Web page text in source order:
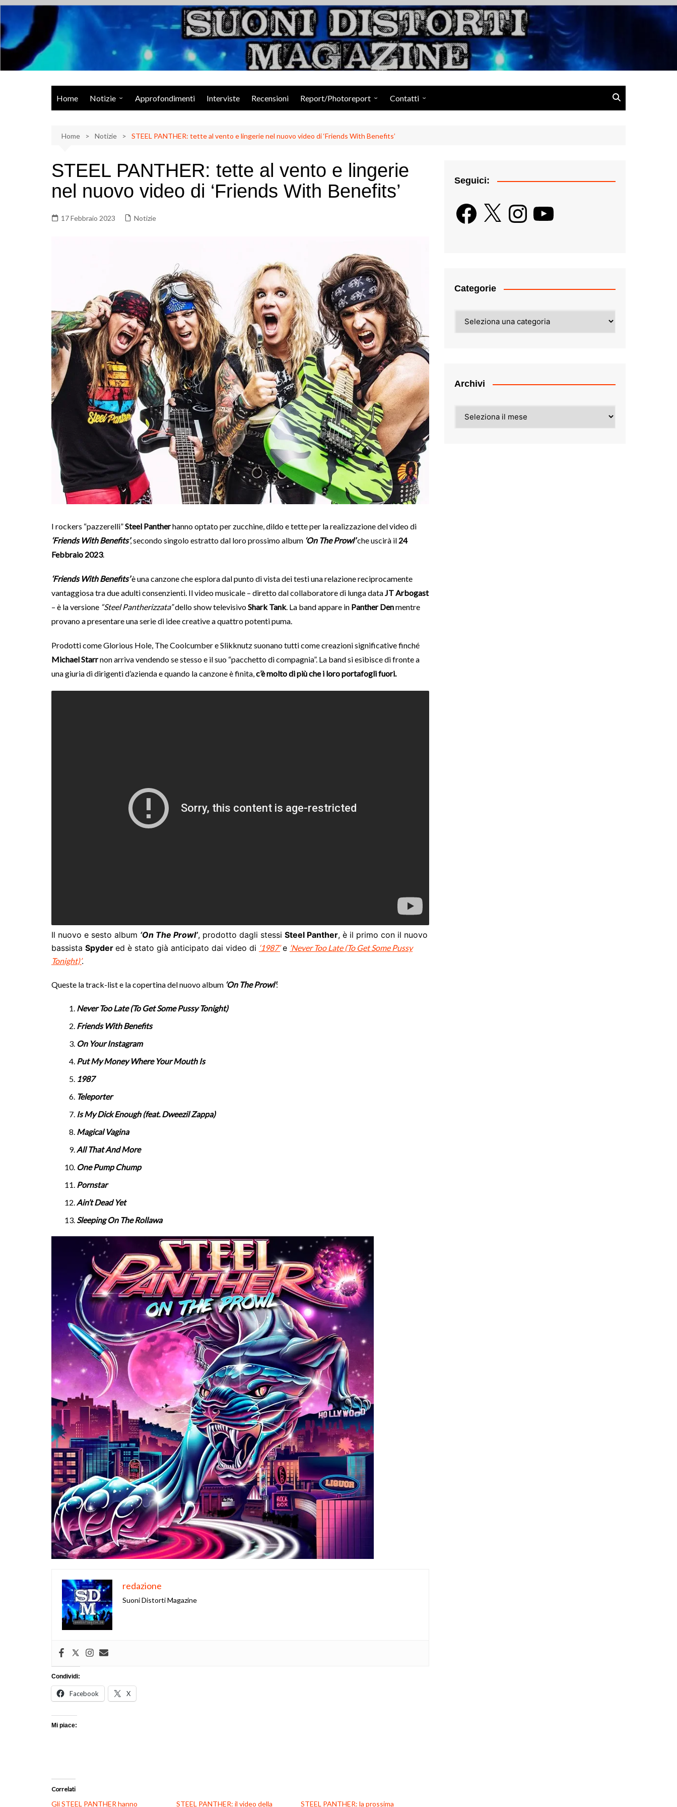
Salta
contenuto
Suoni Distorti Magazine
Musica Rock, Metal, Punk e varie sonorità alternative
Home Notizie
Eventi
Libri
Approfondimenti Interviste Recensioni Report/Photoreport Contatti
Home Notizie STEEL PANTHER: tette al vento e lingerie nel nuovo video di ‘Friends With Benefits’
STEEL PANTHER: tette al vento e lingerie
nel nuovo video di ‘Friends With Benefits’
17 Febbraio 2023 Notizie
I rockers “pazzerelli”Steel Pantherhanno optato per zucchine, dildo e tette per la realizzazione del video di
‘Friends With Benefits’, secondo singolo estratto dal loro prossimo album ‘On The Prowl’che uscirà il 24
Febbraio 2023.
‘Friends With Benefits’è una canzone che esplora dal punto di vista dei testi una relazione reciprocamente
vantaggiosa tra due adulti consenzienti. Il video musicale – diretto dal collaboratore di lunga dataJT Arbogast
– è la versione “Steel Pantherizzata”dello show televisivoShark Tank. La band appare in Panther Denmentre
provano a presentare una serie di idee creative a quattro potenti puma.
Prodotti come Glorious Hole, The Coolcumber e Slikknutz suonano tutti come creazioni significative finché
Michael Starrnon arriva vendendo se stesso e il suo “pacchetto di compagnia”. La band si esibisce di fronte a
una giuria di dirigenti d’azienda e quando la canzone è finita,c’è molto di più che i loro portafogli fuori.
Il nuovo e sesto album ‘On The Prowl’, prodotto dagli stessi Steel Panther, è il primo con il nuovo
bassista Spyder ed è stato già anticipato dai video di ‘1987’e ‘Never Too Late (To Get Some Pussy
Tonight)’.
Queste la track-list e la copertina del nuovo album ‘On The Prowl’:
Never Too Late (To Get Some Pussy Tonight)
Friends With Benefits
On Your Instagram
Put My Money Where Your Mouth Is
1987
Teleporter
Is My Dick Enough (feat. Dweezil Zappa)
Magical Vagina
All That And More
One Pump Chump
Pornstar
Ain’t Dead Yet
Sleeping On The Rollawa
redazione
Suoni Distorti Magazine
Condividi:
Facebook X
Mi piace:
Correlati
Gli STEEL PANTHER hanno STEEL PANTHER: il video della STEEL PANTHER: la prossima
Seguici:
Facebook
X InstagramYouTube
Categorie
Archivi